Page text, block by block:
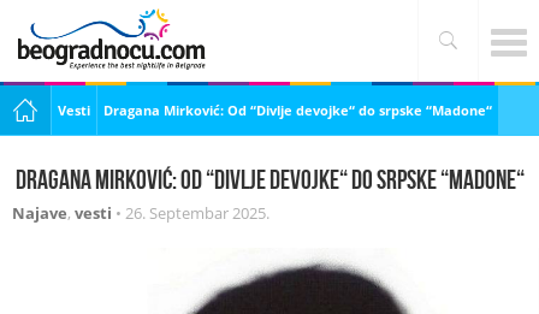
Vesti Dragana Mirković: Od “Divlje devojke“ do srpske “Madone“
Dragana Mirković: Od “Divlje devojke“ do srpske “Madone“
Najave, vesti • 26. Septembar 2025.